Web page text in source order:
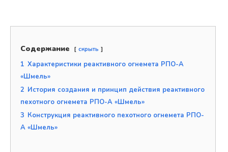
Содержание скрыть
1 Характеристики реактивного огнемета РПО-А
«Шмель»
2 История создания и принцип действия реактивного
пехотного огнемета РПО-А «Шмель»
3 Конструкция реактивного пехотного огнемета РПО-
А «Шмель»